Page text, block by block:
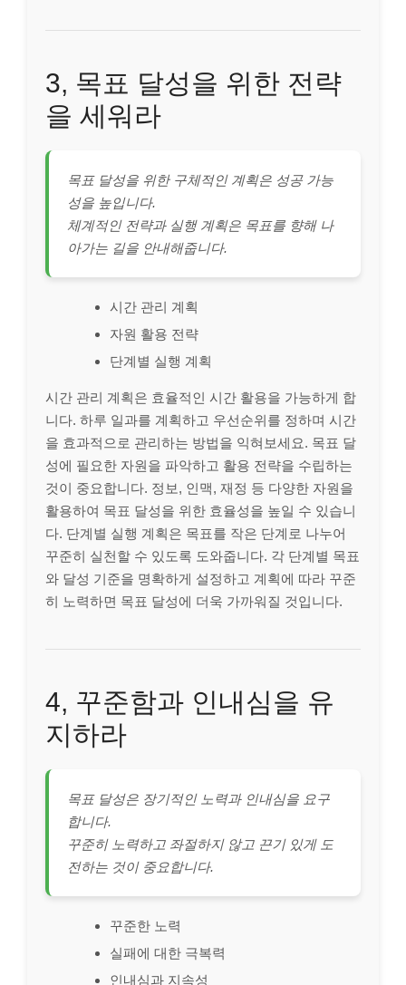
3, 목표 달성을 위한 전략
을 세워라
목표 달성을 위한 구체적인 계획은 성공 가능
성을 높입니다.
체계적인 전략과 실행 계획은 목표를 향해 나
아가는 길을 안내해줍니다.
시간 관리 계획
자원 활용 전략
단계별 실행 계획
시간 관리 계획은 효율적인 시간 활용을 가능하게 합
니다. 하루 일과를 계획하고 우선순위를 정하며 시간
을 효과적으로 관리하는 방법을 익혀보세요. 목표 달
성에 필요한 자원을 파악하고 활용 전략을 수립하는
것이 중요합니다. 정보, 인맥, 재정 등 다양한 자원을
활용하여 목표 달성을 위한 효율성을 높일 수 있습니
다. 단계별 실행 계획은 목표를 작은 단계로 나누어
꾸준히 실천할 수 있도록 도와줍니다. 각 단계별 목표
와 달성 기준을 명확하게 설정하고 계획에 따라 꾸준
히 노력하면 목표 달성에 더욱 가까워질 것입니다.
4, 꾸준함과 인내심을 유
지하라
목표 달성은 장기적인 노력과 인내심을 요구
합니다.
꾸준히 노력하고 좌절하지 않고 끈기 있게 도
전하는 것이 중요합니다.
꾸준한 노력
실패에 대한 극복력
인내심과 지속성